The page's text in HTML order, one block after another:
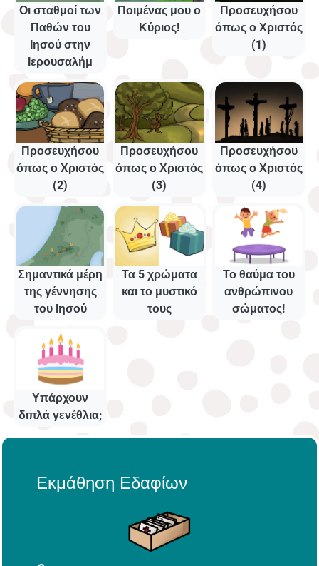
Οι σταθμοί των
Παθών του
Ιησού στην
Ιερουσαλήμ
Ποιμένας μου ο
Κύριος!
Προσευχήσου
όπως ο Χριστός
(1)
Προσευχήσου
όπως ο Χριστός
(2)
Προσευχήσου
όπως ο Χριστός
(3)
Προσευχήσου
όπως ο Χριστός
(4)
Σημαντικά μέρη
της γέννησης
του Ιησού
Τα 5 χρώματα
και το μυστικό
τους
Το θαύμα του
ανθρώπινου
σώματος!
Υπάρχουν
διπλά γενέθλια;
Εκμάθηση Εδαφίων